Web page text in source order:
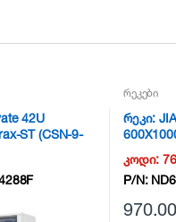
42U
ST (CSN-9-
რეკები
რეკი:
კოდი:
P/N:
970.00